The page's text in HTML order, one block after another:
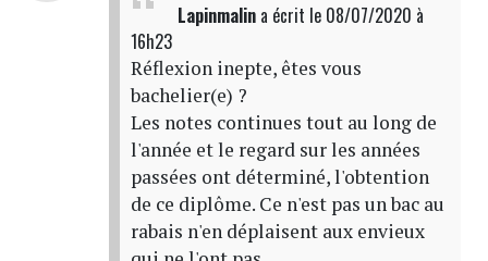
Lapinmalina écrit le 08/07/2020 à
16h23
Réflexion inepte, êtes vous
bachelier(e) ?
Les notes continues tout au long de
l'année et le regard sur les années
passées ont déterminé, l'obtention
de ce diplôme. Ce n'est pas un bac au
rabais n'en déplaisent aux envieux